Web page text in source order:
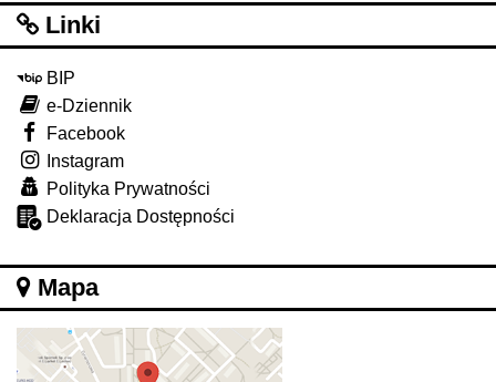
Linki
BIP
e-Dziennik
Facebook
Instagram
Polityka Prywatności
Deklaracja Dostępności
Mapa